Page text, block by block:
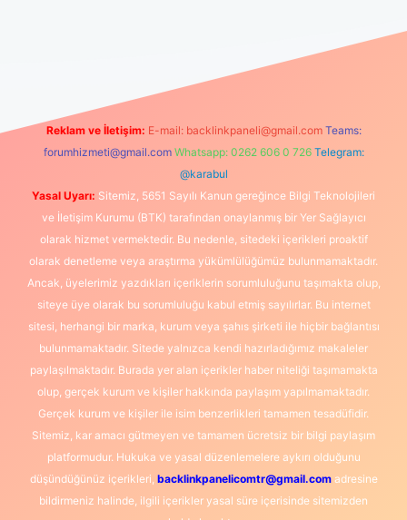
Reklam ve İletişim: E-mail: backlinkpaneli@gmail.com Teams:
forumhizmeti@gmail.com Whatsapp: 0262 606 0 726 Telegram:
@karabul
Yasal Uyarı: Sitemiz, 5651 Sayılı Kanun gereğince Bilgi Teknolojileri
ve İletişim Kurumu (BTK) tarafından onaylanmış bir Yer Sağlayıcı
olarak hizmet vermektedir. Bu nedenle, sitedeki içerikleri proaktif
olarak denetleme veya araştırma yükümlülüğümüz bulunmamaktadır.
Ancak, üyelerimiz yazdıkları içeriklerin sorumluluğunu taşımakta olup,
siteye üye olarak bu sorumluluğu kabul etmiş sayılırlar. Bu internet
sitesi, herhangi bir marka, kurum veya şahıs şirketi ile hiçbir bağlantısı
bulunmamaktadır. Sitede yalnızca kendi hazırladığımız makaleler
paylaşılmaktadır. Burada yer alan içerikler haber niteliği taşımamakta
olup, gerçek kurum ve kişiler hakkında paylaşım yapılmamaktadır.
Gerçek kurum ve kişiler ile isim benzerlikleri tamamen tesadüfidir.
Sitemiz, kar amacı gütmeyen ve tamamen ücretsiz bir bilgi paylaşım
platformudur. Hukuka ve yasal düzenlemelere aykırı olduğunu
düşündüğünüz içerikleri, backlinkpanelicomtr@gmail.comadresine
bildirmeniz halinde, ilgili içerikler yasal süre içerisinde sitemizden